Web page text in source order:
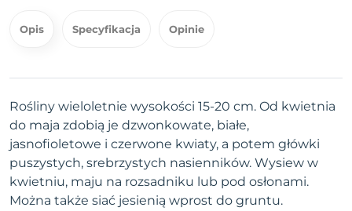
Opis Specyfikacja Opinie
Rośliny wieloletnie wysokości 15-20 cm. Od kwietnia
do maja zdobią je dzwonkowate, białe,
jasnofioletowe i czerwone kwiaty, a potem główki
puszystych, srebrzystych nasienników. Wysiew w
kwietniu, maju na rozsadniku lub pod osłonami.
Można także siać jesienią wprost do gruntu.